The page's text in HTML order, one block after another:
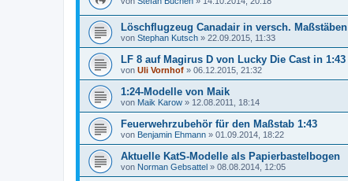
Löschflugzeug Canadair in versch. Maßstäben
von Stephan Kutsch » 22.09.2015, 11:33
LF 8 auf Magirus D von Lucky Die Cast in 1:43
von Uli Vornhof » 06.12.2015, 21:32
1:24-Modelle von Maik
von Maik Karow » 12.08.2011, 18:14
Feuerwehrzubehör für den Maßstab 1:43
von Benjamin Ehmann » 01.09.2014, 18:22
Aktuelle KatS-Modelle als Papierbastelbogen
von Norman Gebsattel » 08.08.2014, 12:05